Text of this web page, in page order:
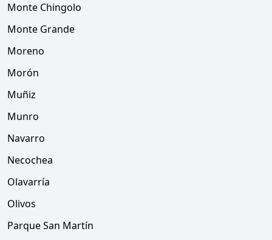
Monte Chingolo
Monte Grande
Moreno
Morón
Muñiz
Munro
Navarro
Necochea
Olavarría
Olivos
Parque San Martín